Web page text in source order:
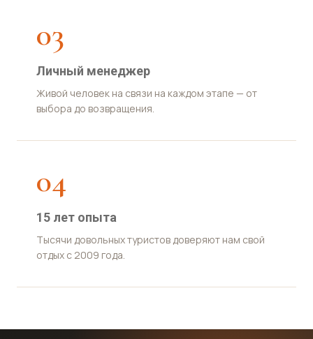
03
Личный менеджер
Живой человек на связи на каждом этапе — от
выбора до возвращения.
04
15 лет опыта
Тысячи довольных туристов доверяют нам свой
отдых с 2009 года.